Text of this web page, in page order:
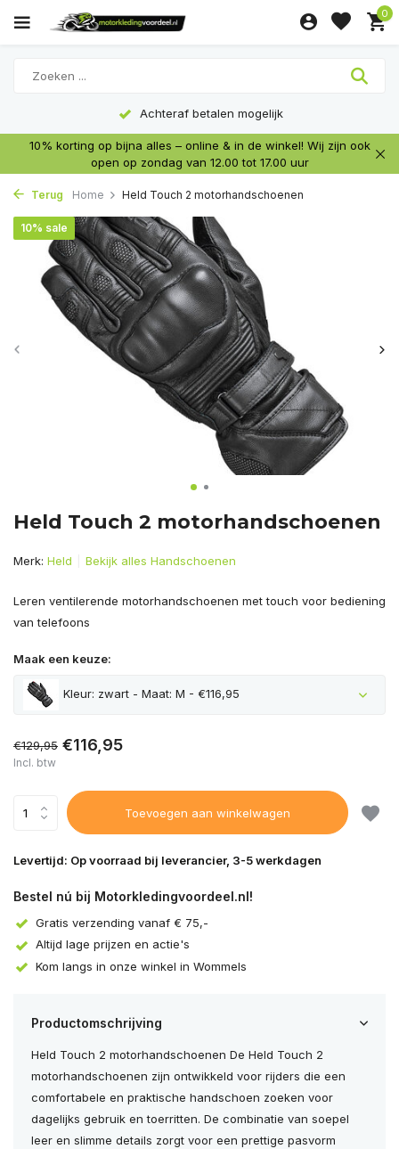
0
Achteraf betalen mogelijk
10% korting op bijna alles – online & in de winkel! Wij zijn ook
open op zondag van 12.00 tot 17.00 uur
Terug Home Held Touch 2 motorhandschoenen
Held Touch 2 motorhandschoenen
10% sale
Merk: Held Bekijk alles Handschoenen
Leren ventilerende motorhandschoenen met touch voor bediening
van telefoons
Maak een keuze:
Kleur: zwart - Maat: M - €116,95
€129,95 €116,95
Incl. btw
Toevoegen aan winkelwagen
Levertijd: Op voorraad bij leverancier, 3-5 werkdagen
Bestel nú bij Motorkledingvoordeel.nl!
Gratis verzending vanaf € 75,-
Altijd lage prijzen en actie's
Kom langs in onze winkel in Wommels
Productomschrijving
Held Touch 2 motorhandschoenen De Held Touch 2
motorhandschoenen zijn ontwikkeld voor rijders die een
comfortabele en praktische handschoen zoeken voor
dagelijks gebruik en toerritten. De combinatie van soepel
leer en slimme details zorgt voor een prettige pasvorm